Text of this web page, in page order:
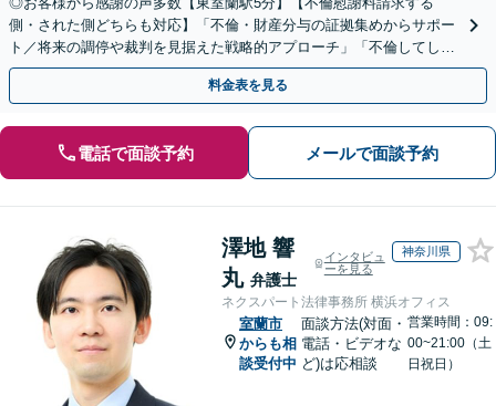
側・された側どちらも対応】「不倫・財産分与の証拠集めからサポー
ト／将来の調停や裁判を見据えた戦略的アプローチ」「不倫してしま
ったが慰謝料は適正か／不当に高額な請求からお守りします」
料金表を見る
電話で面談予約 メールで面談予約
澤地 響
丸 弁護士
インタビュ
ーを見る
神奈川県
ネクスパート法律事務所 横浜オフィス
室蘭市
からも相
談受付中
面談方法(対面・
電話・ビデオな
ど)は応相談
営業時間：09:
00~21:00（土
日祝日）